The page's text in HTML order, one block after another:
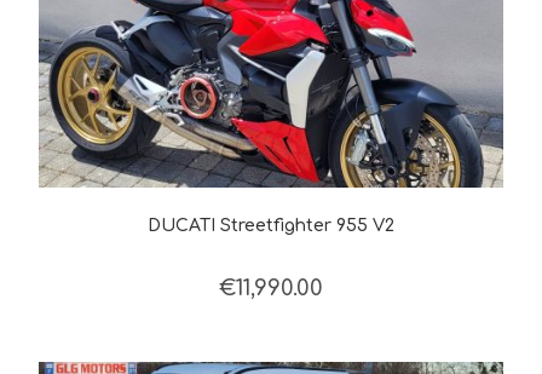
DUCATI Streetfighter 955 V2
€11,990.00